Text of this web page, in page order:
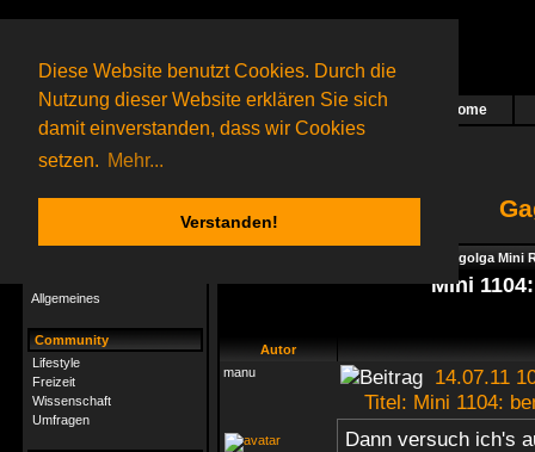
Diese Website benutzt Cookies. Durch die
Nutzung dieser Website erklären Sie sich
damit einverstanden, dass wir Cookies
setzen. Mehr...
Verstanden!
Das nächste Rätsel ist in Arbeit Home
24 Gagolganeronline(0 registrierte und 24 Gäste)
Gagolganer:
9732Rätsel online:
Allgemeines
Community
Lifestyle
Freizeit
Wissenschaft
Umfragen
Gagolga Mini
Mini
Autor
manu
14.07.11
Titel: Mini 1104:
Dann versuch ich's